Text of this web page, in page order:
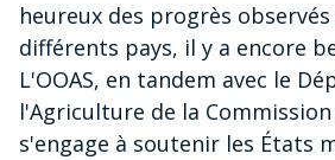
heureux des progrès observés
différents pays, il y a encore
L'OOAS, en tandem avec le
l'Agriculture de la Commission
s'engage à soutenir les États